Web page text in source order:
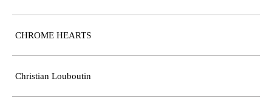
CHROME HEARTS
Christian Louboutin